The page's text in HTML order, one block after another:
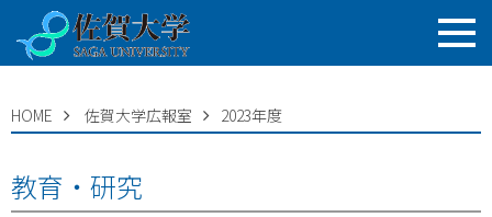
HOME 佐賀大学広報室 2023年度
教育・研究